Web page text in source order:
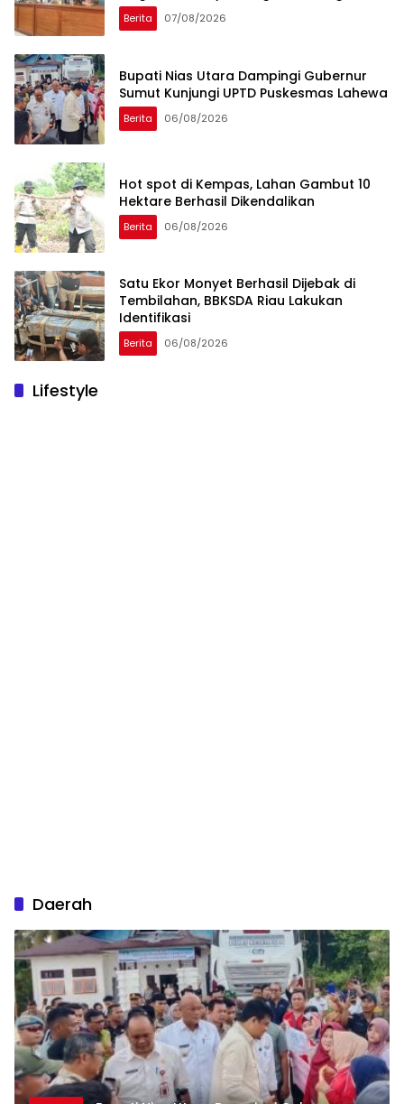
Toboh Gadang
Berita 07/08/2026
Bupati Nias Utara Dampingi Gubernur
Sumut Kunjungi UPTD Puskesmas Lahewa
Berita 06/08/2026
Hot spot di Kempas, Lahan Gambut 10
Hektare Berhasil Dikendalikan
Berita 06/08/2026
Satu Ekor Monyet Berhasil Dijebak di
Tembilahan, BBKSDA Riau Lakukan
Identifikasi
Berita 06/08/2026
Lifestyle
Daerah